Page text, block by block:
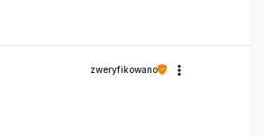
zweryfikowano